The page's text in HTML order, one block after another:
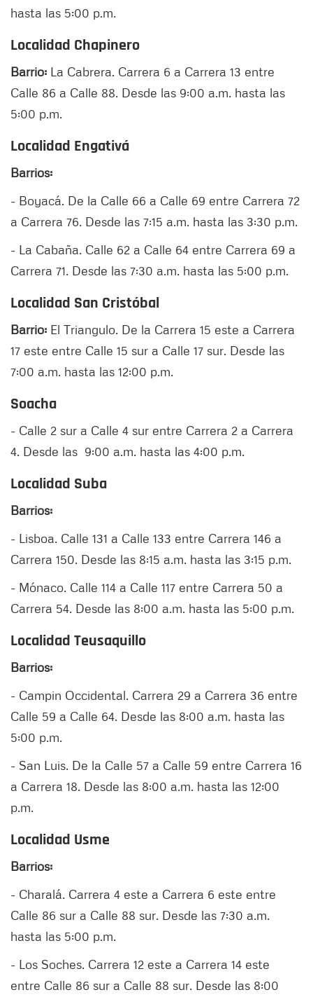
hasta las 5:00 p.m.
Localidad Chapinero
Barrio: La Cabrera. Carrera 6 a Carrera 13 entre
Calle 86 a Calle 88. Desde las 9:00 a.m. hasta las
5:00 p.m.
Localidad Engativá
Barrios:
- Boyacá. De la Calle 66 a Calle 69 entre Carrera 72
a Carrera 76. Desde las 7:15 a.m. hasta las 3:30 p.m.
- La Cabaña. Calle 62 a Calle 64 entre Carrera 69 a
Carrera 71. Desde las 7:30 a.m. hasta las 5:00 p.m.
Localidad San Cristóbal
Barrio: El Triangulo. De la Carrera 15 este a Carrera
17 este entre Calle 15 sur a Calle 17 sur. Desde las
7:00 a.m. hasta las 12:00 p.m.
Soacha
- Calle 2 sur a Calle 4 sur entre Carrera 2 a Carrera
4. Desde las 9:00 a.m. hasta las 4:00 p.m.
Localidad Suba
Barrios:
- Lisboa. Calle 131 a Calle 133 entre Carrera 146 a
Carrera 150. Desde las 8:15 a.m. hasta las 3:15 p.m.
- Mónaco. Calle 114 a Calle 117 entre Carrera 50 a
Carrera 54. Desde las 8:00 a.m. hasta las 5:00 p.m.
Localidad Teusaquillo
Barrios:
- Campin Occidental. Carrera 29 a Carrera 36 entre
Calle 59 a Calle 64. Desde las 8:00 a.m. hasta las
5:00 p.m.
- San Luis. De la Calle 57 a Calle 59 entre Carrera 16
a Carrera 18. Desde las 8:00 a.m. hasta las 12:00
p.m.
Localidad Usme
Barrios:
- Charalá. Carrera 4 este a Carrera 6 este entre
Calle 86 sur a Calle 88 sur. Desde las 7:30 a.m.
hasta las 5:00 p.m.
- Los Soches. Carrera 12 este a Carrera 14 este
entre Calle 86 sur a Calle 88 sur. Desde las 8:00